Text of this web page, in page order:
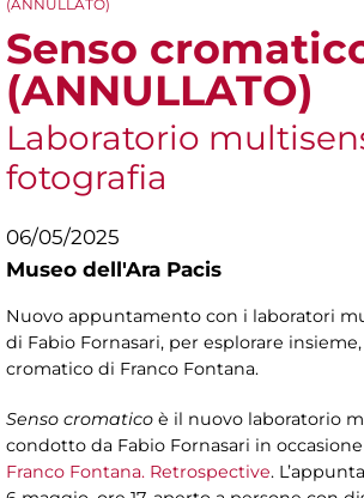
(ANNULLATO)
Senso
(ANNULLATO)
Laboratorio
fotografia
06/05/2025
Museo dell'Ara Pacis
Nuovo appuntamento con i laboratori
di Fabio Fornasari, per esplorare
cromatico di Franco Fontana.
Senso cromatico è il nuovo laboratorio
condotto da Fabio Fornasari in
Franco Fontana. Retrospective.